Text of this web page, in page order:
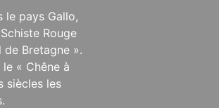
le pays Gallo,
Rouge
de Bretagne ».
« Chêne à
siècles les